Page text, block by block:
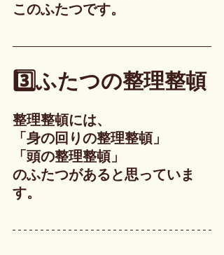
このふたつです。
3️⃣ふたつの整理整頓
整理整頓には、
「身の回りの整理整頓」
「頭の整理整頓」
のふたつがあると思っていま
す。